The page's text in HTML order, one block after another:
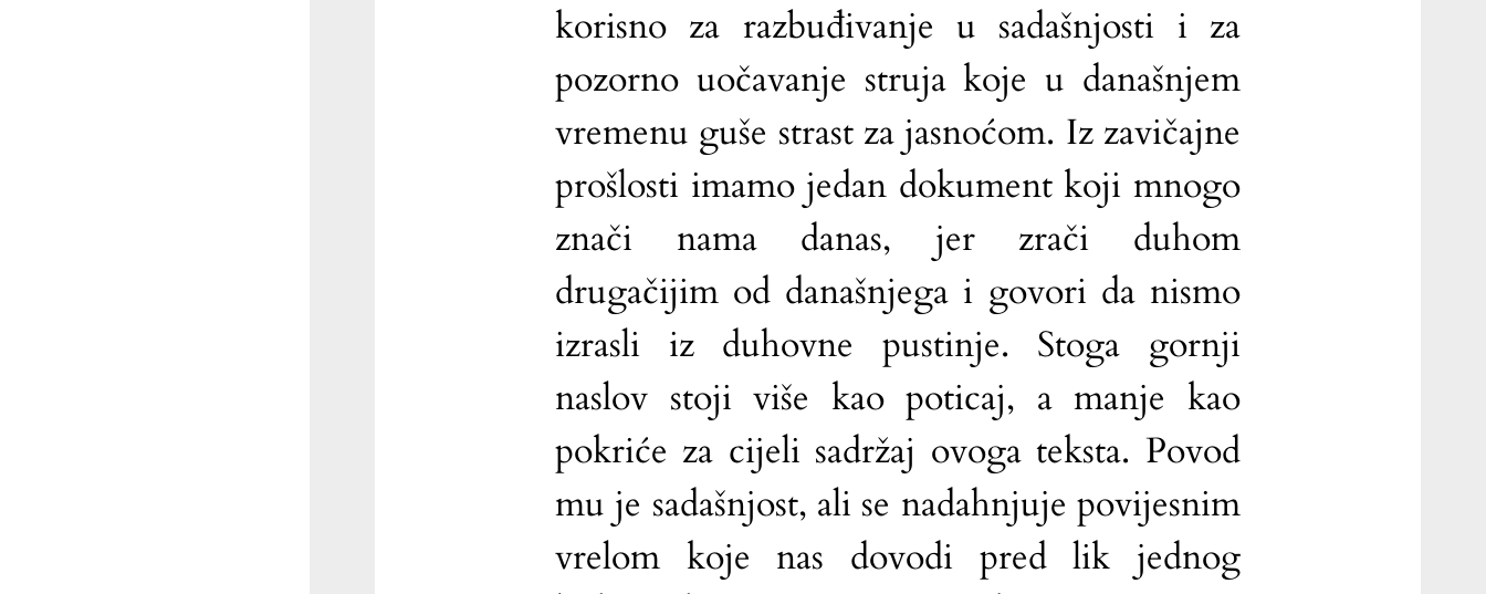
korisno za razbuđivanje u sadašnjosti i za
pozorno uočavanje struja koje u današnjem
vremenu guše strast za jasnoćom. Iz zavičajne
prošlosti imamo jedan dokument koji mnogo
znači nama danas, jer zrači duhom
drugačijim od današnjega i govori da nismo
izrasli iz duhovne pustinje. Stoga gornji
naslov stoji više kao poticaj, a manje kao
pokriće za cijeli sadržaj ovoga teksta. Povod
mu je sadašnjost, ali se nadahnjuje povijesnim
vrelom koje nas dovodi pred lik jednog